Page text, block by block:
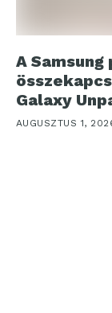
A
Galaxy
AUGUSZTUS 1,